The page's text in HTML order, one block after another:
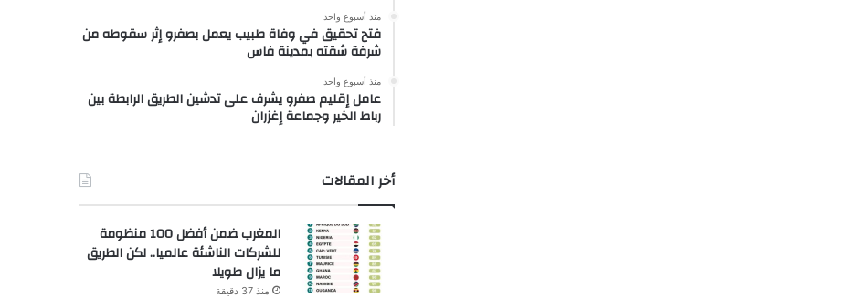
منذ أسبوع واحد
فتح تحقيق في وفاة طبيب يعمل بصفرو إثر سقوطه من
شرفة شقته بمدينة فاس
منذ أسبوع واحد
عامل إقليم صفرو يشرف على تدشين الطريق الرابطة بين
رباط الخير وجماعة إغزران
أخر المقالات
المغرب ضمن أفضل 100 منظومة
للشركات الناشئة عالميا.. لكن الطريق
ما يزال طويلا
منذ 37 دقيقة